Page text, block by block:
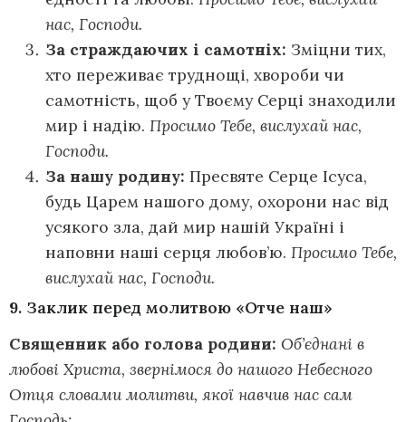
нас, Господи.
За страждаючих і самотніх: Зміцни тих,
хто переживає труднощі, хвороби чи
самотність, щоб у Твоєму Серці знаходили
мир і надію. Просимо Тебе, вислухай нас,
Господи.
За нашу родину: Пресвяте Серце Ісуса,
будь Царем нашого дому, охорони нас від
усякого зла, дай мир нашій Україні і
наповни наші серця любов’ю. Просимо Тебе,
вислухай нас, Господи.
9. Заклик перед молитвою «Отче наш»
Священник або голова родини: Об’єднані в
любові Христа, звернімося до нашого Небесного
Отця словами молитви, якої навчив нас сам